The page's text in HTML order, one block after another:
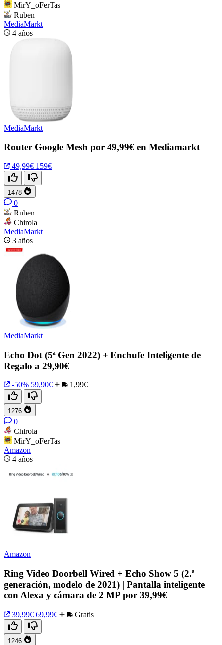
MirY_oFerTas
Ruben
MediaMarkt
4 años
MediaMarkt
Router Google Mesh por 49,99€ en Mediamarkt
49,99€ 159€
1478
0
Ruben
Chirola
MediaMarkt
3 años
MediaMarkt
Echo Dot (5ª Gen 2022) + Enchufe Inteligente de
Regalo a 29,90€
-50% 59,90€ 1,99€
1276
0
Chirola
MirY_oFerTas
Amazon
4 años
Amazon
Ring Video Doorbell Wired + Echo Show 5 (2.ª
generación, modelo de 2021) | Pantalla inteligente
con Alexa y cámara de 2 MP por 39,99€
39,99€ 69,99€ Gratis
1246